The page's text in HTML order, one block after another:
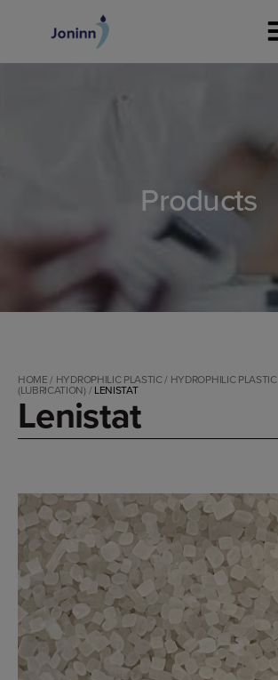
Products
HOME/ HYDROPHILIC PLASTIC/ HYDROPHILIC PLASTIC
(LUBRICATION)/LENISTAT
Lenistat